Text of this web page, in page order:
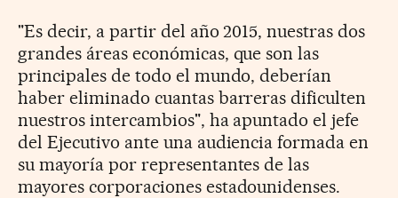
"Es decir, a partir del año 2015, nuestras dos
grandes áreas económicas, que son las
principales de todo el mundo, deberían
haber eliminado cuantas barreras dificulten
nuestros intercambios", ha apuntado el jefe
del Ejecutivo ante una audiencia formada en
su mayoría por representantes de las
mayores corporaciones estadounidenses.